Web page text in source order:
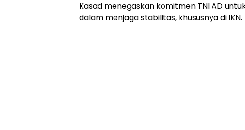
Kasad menegaskan komitmen TNI AD
dalam menjaga stabilitas, khususnya di IKN.